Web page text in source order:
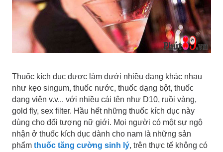
Thuốc kích dục được làm dưới nhiều dạng khác nhau
như kẹo singum, thuốc nước, thuốc dạng bột, thuốc
dạng viên v.v... với nhiều cái tên như D10, ruồi vàng,
gold fly, sex filter. Hầu hết những thuốc kích dục này
dùng cho đối tượng nữ giới. Mọi người có một sự ngộ
nhận ở thuốc kích dục dành cho nam là những sản
phẩm thuốc tăng cường sinh lý, trên thực tế không có